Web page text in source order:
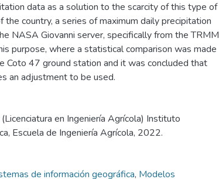
data as a solution to the scarcity of this type of
the country, a series of maximum daily precipitation
NASA Giovanni server, specifically from the TRMM
purpose, where a statistical comparison was made
Coto 47 ground station and it was concluded that
an adjustment to be used.
en Ingeniería Agrícola) Instituto
Escuela de Ingeniería Agrícola, 2022.
de información geográfica, Modelos